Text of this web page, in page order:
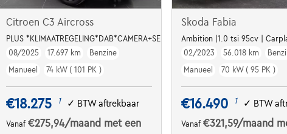
Citroen C3 Aircross
PLUS *KLIMAATREGELING*DAB*CAMERA+SENSOREN*CRUISE CONTROL*
08/2025
17.697 km
Benzine
Manueel
74 kW ( 101 PK )
€18.275 1 ✓ BTW aftrekbaar
Vanaf€275,94/maand met een
Skoda Fabia
Ambition |1.0 tsi 95cv |
02/2023
56.018 km
Manueel
70 kW ( 95 PK )
€16.490 1 ✓ BTW
Vanaf €321,59/maand